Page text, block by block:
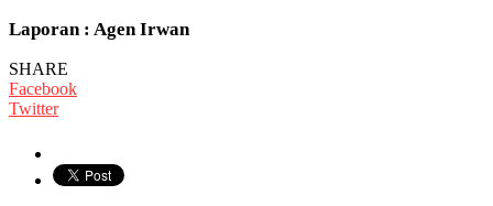
Laporan : Agen Irwan
SHARE
Facebook
Twitter